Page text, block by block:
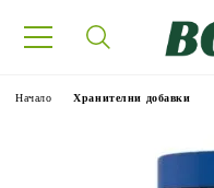
Начало Хранителни добавки